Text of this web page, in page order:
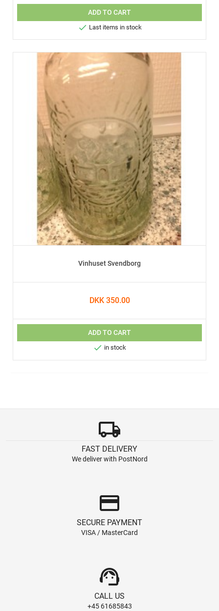
ADD TO CART
 Last items in stock
Vinhuset Svendborg
DKK 350.00
ADD TO CART
 in stock
local_shipping
FAST DELIVERY
We deliver with PostNord
credit_card
SECURE PAYMENT
VISA / MasterCard
support_agent
CALL US
+45 61685843